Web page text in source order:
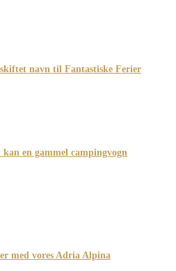
navn til Fantastiske Ferier
en gammel campingvogn
med vores Adria Alpina